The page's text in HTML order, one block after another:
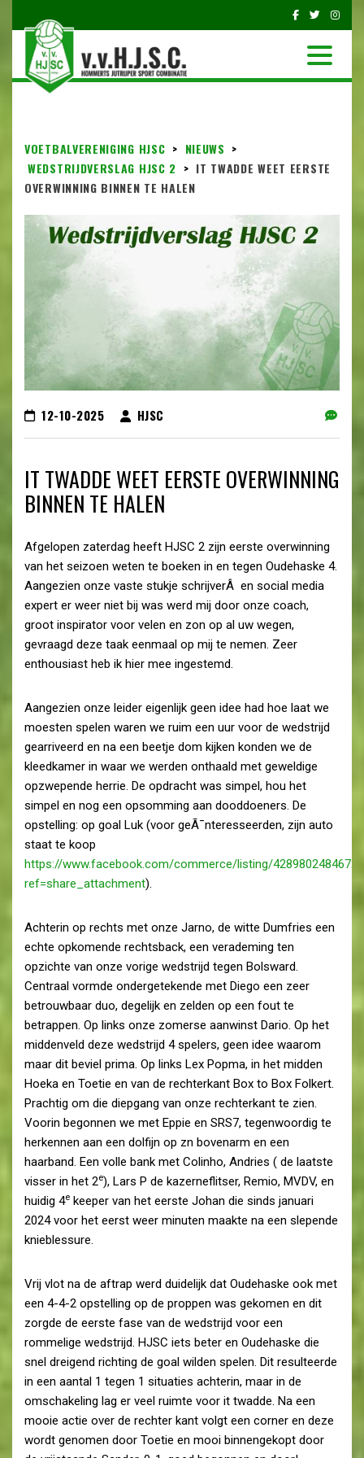
VOETBALVERENIGING HJSC > NIEUWS >
WEDSTRIJDVERSLAG HJSC 2 > IT TWADDE WEET EERSTE
OVERWINNING BINNEN TE HALEN
12-10-2025 HJSC
IT TWADDE WEET EERSTE OVERWINNING
BINNEN TE HALEN
Afgelopen zaterdag heeft HJSC 2 zijn eerste overwinning
van het seizoen weten te boeken in en tegen Oudehaske 4.
Aangezien onze vaste stukje schrijverÂ en social media
expert er weer niet bij was werd mij door onze coach,
groot inspirator voor velen en zon op al uw wegen,
gevraagd deze taak eenmaal op mij te nemen. Zeer
enthousiast heb ik hier mee ingestemd.
Aangezien onze leider eigenlijk geen idee had hoe laat we
moesten spelen waren we ruim een uur voor de wedstrijd
gearriveerd en na een beetje dom kijken konden we de
kleedkamer in waar we werden onthaald met geweldige
opzwepende herrie. De opdracht was simpel, hou het
simpel en nog een opsomming aan dooddoeners. De
opstelling: op goal Luk (voor geÃ¯nteresseerden, zijn auto
staat te koop
https://www.facebook.com/commerce/listing/
ref=share_attachment).
Achterin op rechts met onze Jarno, de witte Dumfries een
echte opkomende rechtsback, een verademing ten
opzichte van onze vorige wedstrijd tegen Bolsward.
Centraal vormde ondergetekende met Diego een zeer
betrouwbaar duo, degelijk en zelden op een fout te
betrappen. Op links onze zomerse aanwinst Dario. Op het
middenveld deze wedstrijd 4 spelers, geen idee waarom
maar dit beviel prima. Op links Lex Popma, in het midden
Hoeka en Toetie en van de rechterkant Box to Box Folkert.
Prachtig om die diepgang van onze rechterkant te zien.
Voorin begonnen we met Eppie en SRS7, tegenwoordig te
herkennen aan een dolfijn op zn bovenarm en een
haarband. Een volle bank met Colinho, Andries ( de laatste
visser in het 2e), Lars P de kazerneflitser, Remio, MVDV, en
huidig 4e keeper van het eerste Johan die sinds januari
2024 voor het eerst weer minuten maakte na een slepende
knieblessure.
Vrij vlot na de aftrap werd duidelijk dat Oudehaske ook met
een 4-4-2 opstelling op de proppen was gekomen en dit
zorgde de eerste fase van de wedstrijd voor een
rommelige wedstrijd. HJSC iets beter en Oudehaske die
snel dreigend richting de goal wilden spelen. Dit resulteerde
in een aantal 1 tegen 1 situaties achterin, maar in de
omschakeling lag er veel ruimte voor it twadde. Na een
mooie actie over de rechter kant volgt een corner en deze
wordt genomen door Toetie en mooi binnengekopt door